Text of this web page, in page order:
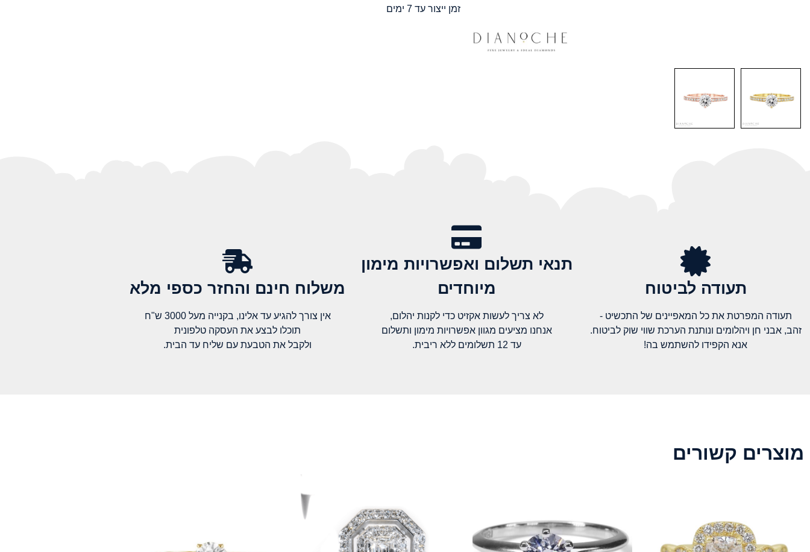
זמן ייצור עד 7 ימים
תעודה לביטוח
תעודה המפרטת את כל המאפיינים של התכשיט -
זהב, אבני חן ויהלומים ונותנת הערכת שווי שוק לביטוח.
אנא הקפידו להשתמש בה!
תנאי תשלום ואפשרויות מימון
מיוחדים
לא צריך לעשות אקזיט כדי לקנות יהלום,
אנחנו מציעים מגוון אפשרויות מימון ותשלום
עד 12 תשלומים ללא ריבית.
משלוח חינם והחזר כספי מלא​
אין צורך להגיע עד אלינו, בקנייה מעל 3000 ש"ח
תוכלו לבצע את העסקה טלפונית
ולקבל את הטבעת עם שליח עד הבית.
מוצרים קשורים